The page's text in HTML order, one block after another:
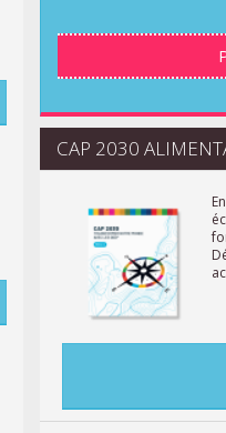
CAP 2030